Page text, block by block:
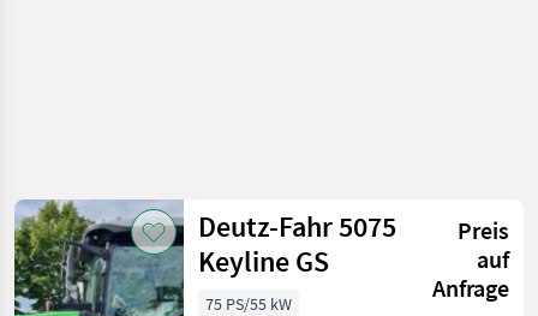
Deutz-Fahr 5075
Keyline GS
Preis
auf
Anfrage
75 PS/55 kW